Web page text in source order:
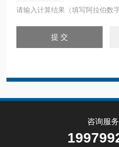
请输入计算结果（填写阿拉伯数
咨询服